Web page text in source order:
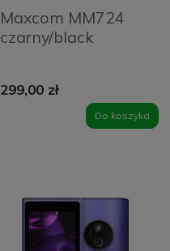
Maxcom MM724
czarny/black
299,00 zł
Do koszyka